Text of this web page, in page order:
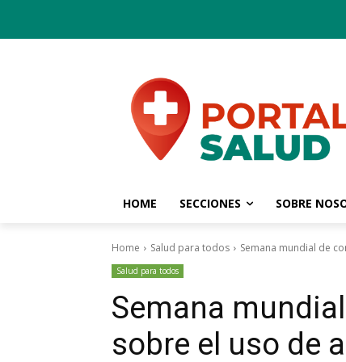
HOME SECCIONES SOBRE
Home Salud para todos Semana mundial de
Salud para todos
Semana
sobre el uso de